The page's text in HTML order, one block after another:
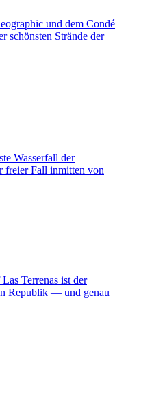
und dem Condé
schönsten Strände der
Wasserfall der
freier Fall inmitten von
Terrenas ist der
Republik — und genau